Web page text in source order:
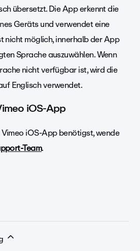
übersetzt. Die App erkennt die
Geräts und verwendet eine
nicht möglich, innerhalb der App
Sprache auszuwählen. Wenn
nicht verfügbar ist, wird die
Englisch verwendet.
iOS-App
iOS-App benötigst, wende
Team.